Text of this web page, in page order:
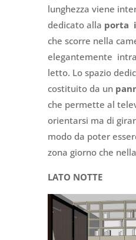
lunghezza viene
dedicato alla porta
che scorre nella
elegantemente
letto. Lo spazio
costituito da un
che permette al
orientarsi ma di
modo da poter
zona giorno che
LATO NOTTE